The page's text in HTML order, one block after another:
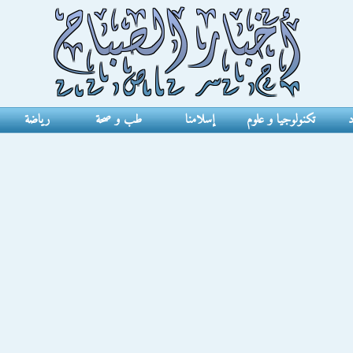
تكنولوجيا و علوم إسلامنا طب و صحة رياضة